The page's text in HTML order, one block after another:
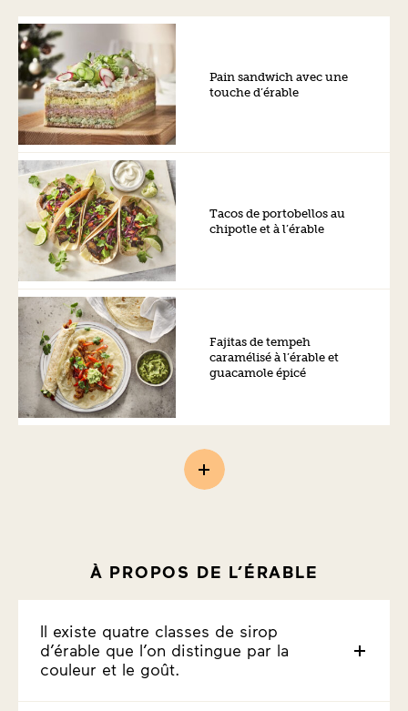
Pain sandwich avec une
touche d’érable
Tacos de portobellos au
chipotle et à l’érable
Fajitas de tempeh
caramélisé à l’érable et
guacamole épicé
À PROPOS DE L’ÉRABLE
Il existe quatre classes de sirop
d’érable que l’on distingue par la
couleur et le goût.